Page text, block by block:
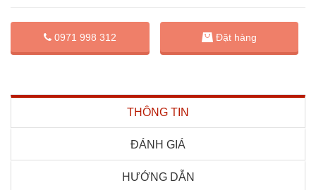
0971 998 312 Đặt hàng
THÔNG TIN
ĐÁNH GIÁ
HƯỚNG DẪN